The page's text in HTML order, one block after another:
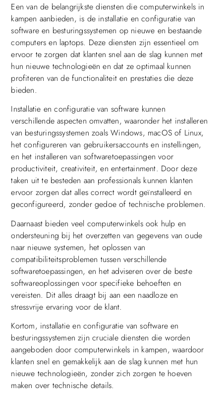
Een van de belangrijkste diensten die computerwinkels in
kampen aanbieden, is de installatie en configuratie van
software en besturingssystemen op nieuwe en bestaande
computers en laptops. Deze diensten zijn essentieel om
ervoor te zorgen dat klanten snel aan de slag kunnen met
hun nieuwe technologieën en dat ze optimaal kunnen
profiteren van de functionaliteit en prestaties die deze
bieden.
Installatie en configuratie van software kunnen
verschillende aspecten omvatten, waaronder het installeren
van besturingssystemen zoals Windows, macOS of Linux,
het configureren van gebruikersaccounts en instellingen,
en het installeren van softwaretoepassingen voor
productiviteit, creativiteit, en entertainment. Door deze
taken uit te besteden aan professionals kunnen klanten
ervoor zorgen dat alles correct wordt geïnstalleerd en
geconfigureerd, zonder gedoe of technische problemen.
Daarnaast bieden veel computerwinkels ook hulp en
ondersteuning bij het overzetten van gegevens van oude
naar nieuwe systemen, het oplossen van
compatibiliteitsproblemen tussen verschillende
softwaretoepassingen, en het adviseren over de beste
softwareoplossingen voor specifieke behoeften en
vereisten. Dit alles draagt bij aan een naadloze en
stressvrije ervaring voor de klant.
Kortom, installatie en configuratie van software en
besturingssystemen zijn cruciale diensten die worden
aangeboden door computerwinkels in kampen, waardoor
klanten snel en gemakkelijk aan de slag kunnen met hun
nieuwe technologieën, zonder zich zorgen te hoeven
maken over technische details.